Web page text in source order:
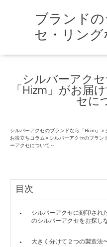
ブランド
セ・リング
シルバーアク
「Hizm」がお届
セに
シルバーアクセのブランドなら「Hizm」 »
お役立ちコラム » シルバーアクセのブラン
ーアクセについて～
目次
シルバーアクセに刻印さ
のシルバーアクセをお探し
大きく分けて２つの製造法